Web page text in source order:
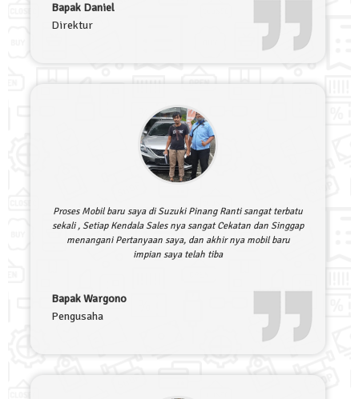
Bapak Daniel
Direktur
Proses Mobil baru saya di Suzuki Pinang Ranti sangat terbatu
sekali , Setiap Kendala Sales nya sangat Cekatan dan Singgap
menangani Pertanyaan saya, dan akhir nya mobil baru
impian saya telah tiba
Bapak Wargono
Pengusaha